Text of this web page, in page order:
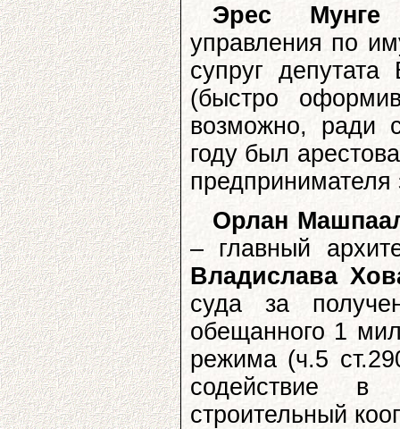
Эрес Мунге
управления по
супруг
(быстро
возможно, ради
году был
Орлан
– главный
Владислава
суда за
обещанного 1
режима (ч.5
содействие в
строительный